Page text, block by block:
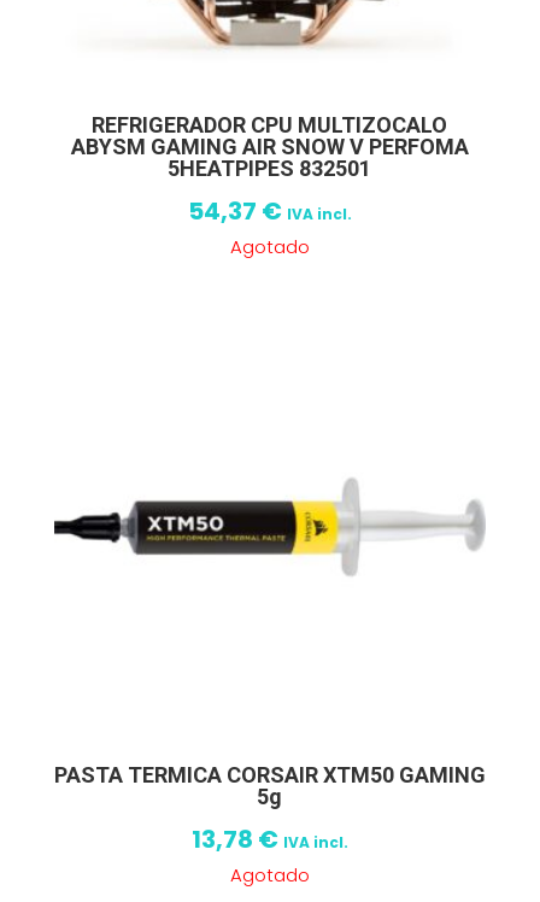
REFRIGERADOR CPU MULTIZOCALO
ABYSM GAMING AIR SNOW V PERFOMA
5HEATPIPES 832501
54,37 € IVA incl.
Agotado
PASTA TERMICA CORSAIR XTM50 GAMING
5g
13,78 € IVA incl.
Agotado